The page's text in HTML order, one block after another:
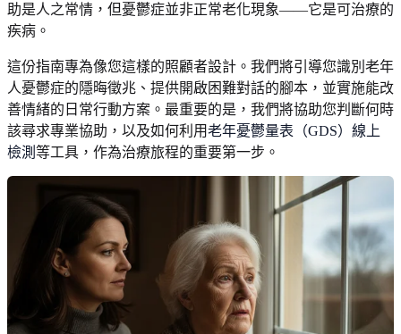
助是人之常情，但憂鬱症並非正常老化現象——它是可治療的
疾病。
這份指南專為像您這樣的照顧者設計。我們將引導您識別老年
人憂鬱症的隱晦徵兆、提供開啟困難對話的腳本，並實施能改
善情緒的日常行動方案。最重要的是，我們將協助您判斷何時
該尋求專業協助，以及如何利用老年憂鬱量表（GDS）線上
檢測 等工具，作為治療旅程的重要第一步。